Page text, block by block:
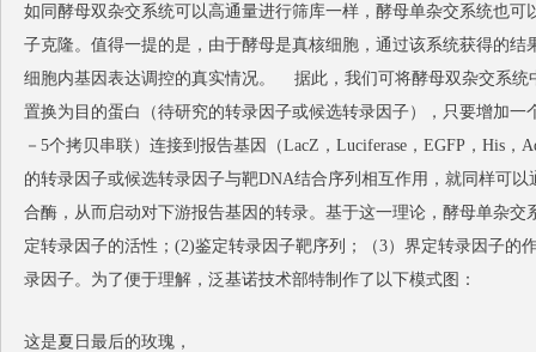
如同酵母双杂交系统可以高通量进行筛库一样，酵母单杂交系统也
子克隆。值得一提的是，由于酵母是真核细胞，通过该系统获得的
细胞内基因表达调控的真实情况。
据此，我们可将酵母双杂交系
置换为目的蛋白（待研究的转录因子或候选转录因子），只要增加
－5个拷贝串联）连接到报告基因（LacZ，Luciferase，EGFP，His
的转录因子或候选转录因子与靶DNA结合序列相互作用，就同样可
合酶，从而启动对下游报告基因的转录。基于这一理论，酵母单杂
定转录因子的活性；(2)鉴定转录因子靶序列；（3）界定转录因子的
录因子。为了便于理解，泛基诺技术部特制作了以下模式图：
这是夏日最后的玫瑰，